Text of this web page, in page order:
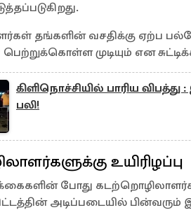
தங்களின் வசதிக்கு ஏற்ப
பெற்றுக்கொள்ள முடியும் என
கிளிநொச்சியில் பாரிய
பலி!
உயிரிழப்பு
போது
அடிப்படையில் பின்வரும்